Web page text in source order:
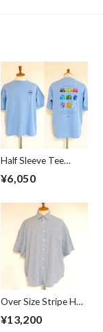
Half Sleeve Tee
Imperial Trunk by
Lefty Art Blue
¥6,050
Over Size Stripe Half
Sleeve Shirts
White / Black
¥13,200